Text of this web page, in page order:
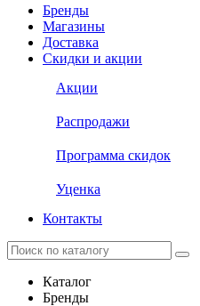
Бренды
Магазины
Доставка
Скидки и акции
Акции
Распродажи
Программа скидок
Уценка
Контакты
Каталог
Бренды